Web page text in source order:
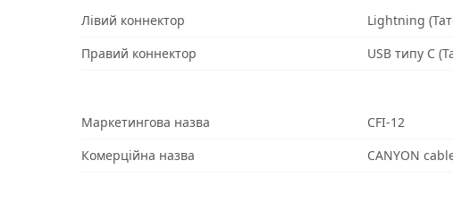
Лівий коннектор
Lightning
Правий коннектор
USB типу C
Маркетингова назва
СFI-12
Комерційна назва
CANYON